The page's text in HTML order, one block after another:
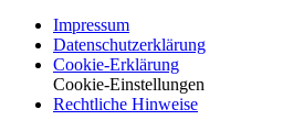
Impressum
Datenschutz­erklärung
Cookie-Erklä­rung
Cookie-Einstellungen
Recht­liche Hinweise